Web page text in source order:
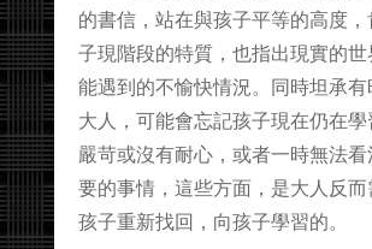
的書信，站在與孩子平等的高度
子現階段的特質，也指出現實的
能遇到的不愉快情況。同時坦承
大人，可能會忘記孩子現在仍在學
嚴苛或沒有耐心，或者一時無法
要的事情，這些方面，是大人反而
孩子重新找回，向孩子學習的。